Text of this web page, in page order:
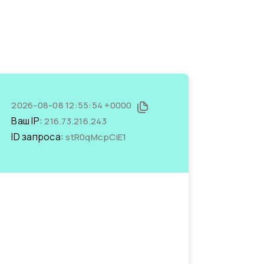
2026-08-08 12:55:54 +0000
Ваш IP:216.73.216.243
ID запроса:stR0qMcpCiE1